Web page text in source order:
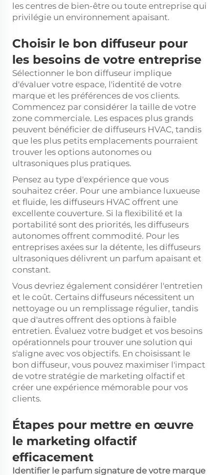
les centres de bien-être ou toute entreprise qui
privilégie un environnement apaisant.
Choisir le bon diffuseur pour
les besoins de votre entreprise
Sélectionner le bon diffuseur implique
d'évaluer votre espace, l'identité de votre
marque et les préférences de vos clients.
Commencez par considérer la taille de votre
zone commerciale. Les espaces plus grands
peuvent bénéficier de diffuseurs HVAC, tandis
que les plus petits emplacements pourraient
trouver les options autonomes ou
ultrasoniques plus pratiques.
Pensez au type d'expérience que vous
souhaitez créer. Pour une ambiance luxueuse
et fluide, les diffuseurs HVAC offrent une
excellente couverture. Si la flexibilité et la
portabilité sont des priorités, les diffuseurs
autonomes offrent commodité. Pour les
entreprises axées sur la détente, les diffuseurs
ultrasoniques délivrent un parfum apaisant et
constant.
Vous devriez également considérer l'entretien
et le coût. Certains diffuseurs nécessitent un
nettoyage ou un remplissage régulier, tandis
que d'autres offrent des options à faible
entretien. Évaluez votre budget et vos besoins
opérationnels pour trouver une solution qui
s'aligne avec vos objectifs. En choisissant le
bon diffuseur, vous pouvez maximiser l'impact
de votre stratégie de marketing olfactif et
créer une expérience mémorable pour vos
clients.
Étapes pour mettre en œuvre
le marketing olfactif
efficacement
Identifier le parfum signature de votre marque